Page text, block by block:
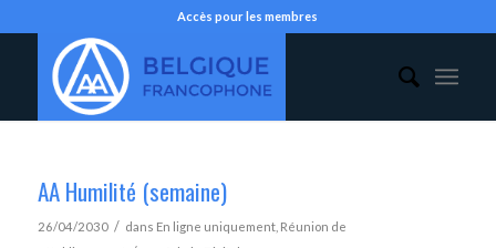
Accès pour les membres
AA Humilité (semaine)
26/04/2030 / dans En ligne uniquement, Réunion de